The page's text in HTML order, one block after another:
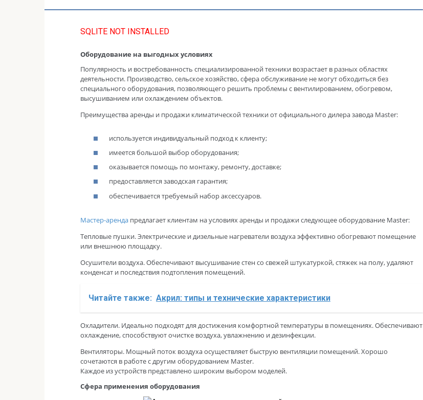
SQLITE NOT INSTALLED
Оборудование на выгодных условиях
Популярность и востребованность специализированной техники возрастает в разных областях
деятельности. Производство, сельское хозяйство, сфера обслуживание не могут обходиться без
специального оборудования, позволяющего решить проблемы с вентилированием, обогревом,
высушиванием или охлаждением объектов.
Преимущества аренды и продажи климатической техники от официального дилера завода Master:
используется индивидуальный подход к клиенту;
имеется большой выбор оборудования;
оказывается помощь по монтажу, ремонту, доставке;
предоставляется заводская гарантия;
обеспечивается требуемый набор аксессуаров.
Мастер-аренда предлагает клиентам на условиях аренды и продажи следующее оборудование Master:
Тепловые пушки. Электрические и дизельные нагреватели воздуха эффективно обогревают помещение
или внешнюю площадку.
Осушители воздуха. Обеспечивают высушивание стен со свежей штукатуркой, стяжек на полу, удаляют
конденсат и последствия подтопления помещений.
Читайте также: Акрил: типы и технические характеристики
Охладители. Идеально подходят для достижения комфортной температуры в помещениях. Обеспечивают
охлаждение, способствуют очистке воздуха, увлажнению и дезинфекции.
Вентиляторы. Мощный поток воздуха осуществляет быструю вентиляции помещений. Хорошо
сочетаются в работе с другим оборудованием Master.
Каждое из устройств представлено широким выбором моделей.
Сфера применения оборудования